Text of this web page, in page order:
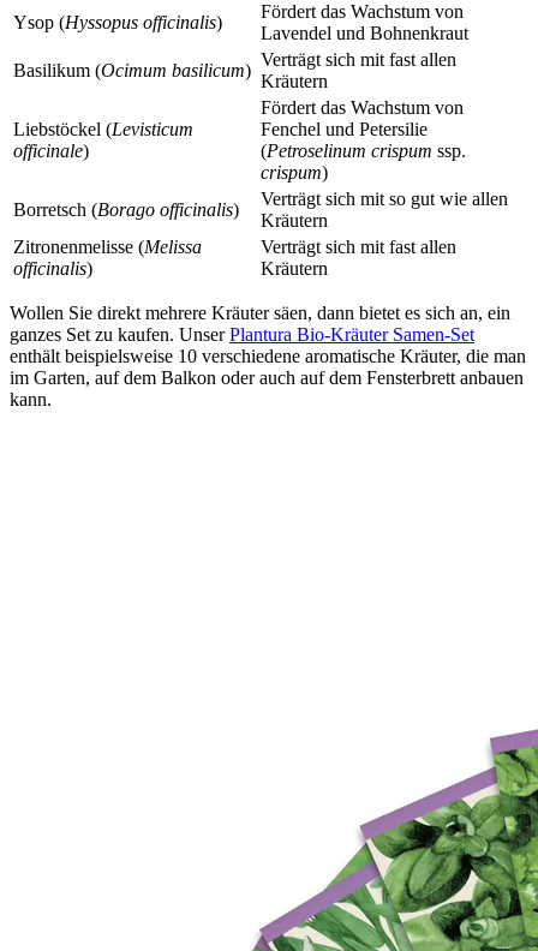
Ysop (Hyssopus officinalis)
Fördert das Wachstum von
Lavendel und Bohnenkraut
Basilikum (Ocimum basilicum)
Verträgt sich mit fast allen
Kräutern
Liebstöckel (Levisticum
officinale)
Fördert das Wachstum von
Fenchel und Petersilie
(Petroselinum crispum ssp.
crispum)
Borretsch (Borago officinalis)
Verträgt sich mit so gut wie allen
Kräutern
Zitronenmelisse (Melissa
officinalis)
Verträgt sich mit fast allen
Kräutern
Wollen Sie direkt mehrere Kräuter säen, dann bietet es sich an, ein
ganzes Set zu kaufen. UnserPlantura Bio-Kräuter Samen-Set
enthält beispielsweise 10 verschiedene aromatische Kräuter, die man
im Garten, auf dem Balkon oder auch auf dem Fensterbrett anbauen
kann.